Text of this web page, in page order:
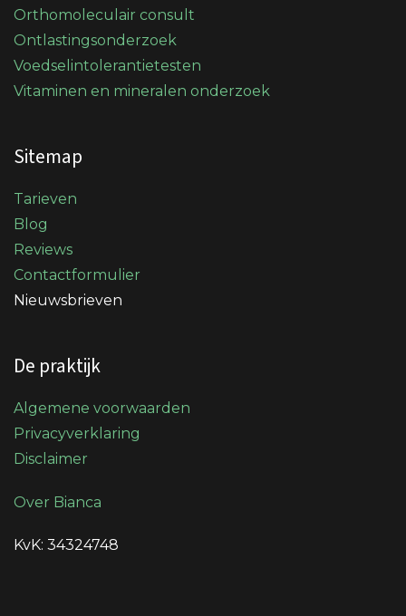
Orthomoleculair consult
Ontlastingsonderzoek
Voedselintolerantietesten
Vitaminen en mineralen onderzoek
Sitemap
Tarieven
Blog
Reviews
Contactformulier
Nieuwsbrieven
De praktijk
Algemene voorwaarden
Privacyverklaring
Disclaimer
Over Bianca
KvK: 34324748